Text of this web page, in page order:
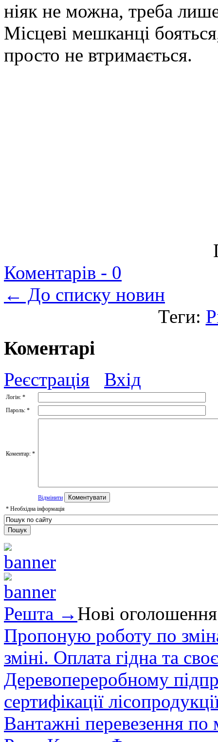
ніяк не можна, треба
Місцеві мешканці
просто не втримається.
Коментарів - 0
← До списку новин
Теги:
Коментарі
Реєстрація Вхід
Логін: *
Пароль: *
Коментар: *
Відмінити
* Необхідна інформація
Решта → Нові оголошення
Пропоную роботу по
зміні. Оплата гідна та
Деревопереробному
сертифікації
Вантажні перевезення по